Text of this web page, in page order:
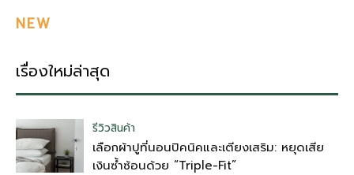
NEW
เรื่องใหม่ล่าสุด
รีวิวสินค้า
เลือกผ้าปูที่นอนปิคนิคและเตียงเสริม: หยุดเสีย
เงินซ้ำซ้อนด้วย “Triple-Fit”